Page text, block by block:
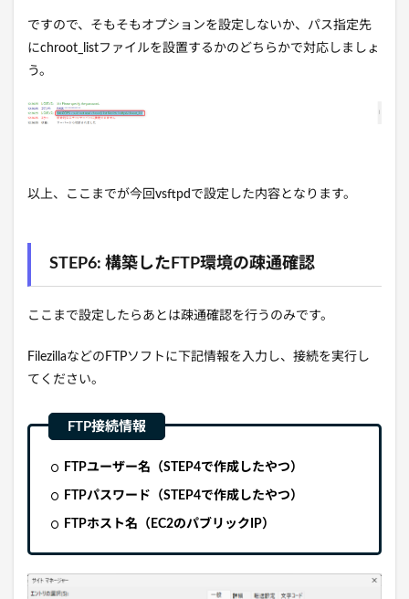
ですので、そもそもオプションを設定しないか、パス指定先
にchroot_listファイルを設置するかのどちらかで対応しましょ
う。
以上、ここまでが今回vsftpdで設定した内容となります。
STEP6: 構築したFTP環境の疎通確認
ここまで設定したらあとは疎通確認を行うのみです。
FilezillaなどのFTPソフトに下記情報を入力し、接続を実行し
てください。
FTPユーザー名（STEP4で作成したやつ）
FTPパスワード（STEP4で作成したやつ）
FTPホスト名（EC2のパブリックIP）